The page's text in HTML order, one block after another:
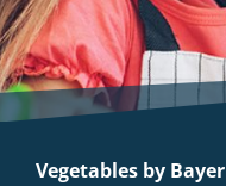
Vegetables by Bayer